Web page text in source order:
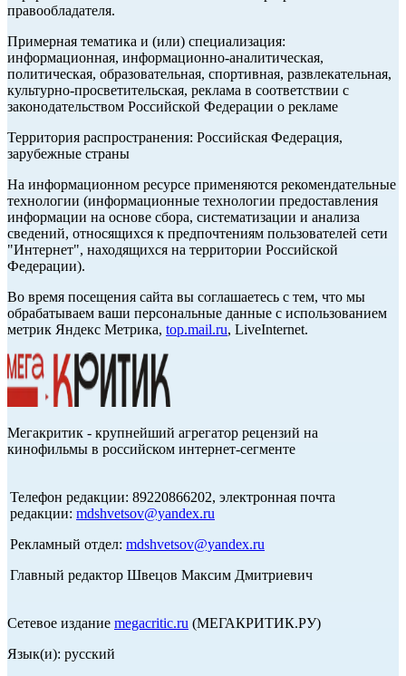
правообладателя.
Примерная тематика и (или) специализация:
информационная, информационно-аналитическая,
политическая, образовательная, спортивная, развлекательная,
культурно-просветительская, реклама в соответствии с
законодательством Российской Федерации о рекламе
Территория распространения: Российская Федерация,
зарубежные страны
На информационном ресурсе применяются рекомендательные
технологии (информационные технологии предоставления
информации на основе сбора, систематизации и анализа
сведений, относящихся к предпочтениям пользователей сети
"Интернет", находящихся на территории Российской
Федерации).
Во время посещения сайта вы соглашаетесь с тем, что мы
обрабатываем ваши персональные данные с использованием
метрик Яндекс Метрика, top.mail.ru, LiveInternet.
Мегакритик - крупнейший агрегатор рецензий на
кинофильмы в российском интернет-сегменте
Телефон редакции: 89220866202, электронная почта
редакции: mdshvetsov@yandex.ru
Рекламный отдел: mdshvetsov@yandex.ru
Главный редактор Швецов Максим Дмитриевич
Сетевое издание megacritic.ru (МЕГАКРИТИК.РУ)
Язык(и): русский